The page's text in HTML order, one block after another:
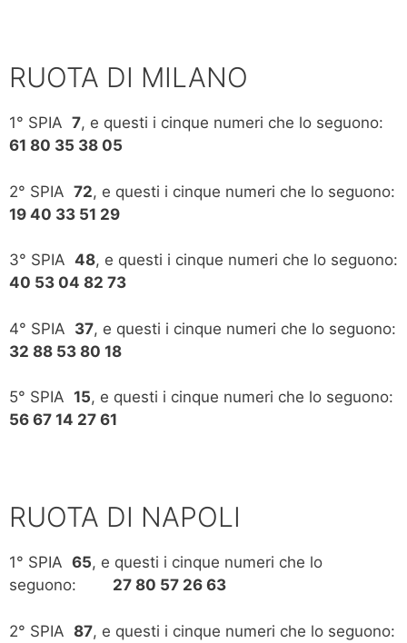
RUOTA DI MILANO
1° SPIA 7, e questi i cinque numeri che lo seguono:
61 80 35 38 05
2° SPIA 72, e questi i cinque numeri che lo seguono:
19 40 33 51 29
3° SPIA 48, e questi i cinque numeri che lo seguono:
40 53 04 82 73
4° SPIA 37, e questi i cinque numeri che lo seguono:
32 88 53 80 18
5° SPIA 15, e questi i cinque numeri che lo seguono:
56 67 14 27 61
RUOTA DI NAPOLI
1° SPIA 65, e questi i cinque numeri che lo
seguono: 27 80 57 26 63
2° SPIA 87, e questi i cinque numeri che lo seguono: